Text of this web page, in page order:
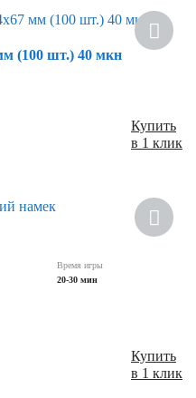
(100 шт.) 40 мкн
Купить
в 1 клик
Время игры
20-30 мин
Купить
в 1 клик